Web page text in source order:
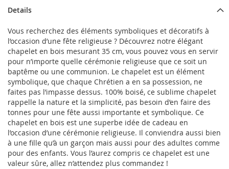
Details
Vous recherchez des éléments symboliques et décoratifs à
l’occasion d’une fête religieuse ? Découvrez notre élégant
chapelet en bois mesurant 35 cm, vous pouvez vous en servir
pour n’importe quelle cérémonie religieuse que ce soit un
baptême ou une communion. Le chapelet est un élément
symbolique, que chaque Chrétien a en sa possession, ne
faites pas l’impasse dessus. 100% boisé, ce sublime chapelet
rappelle la nature et la simplicité, pas besoin d’en faire des
tonnes pour une fête aussi importante et symbolique. Ce
chapelet en bois est une superbe idée de cadeau en
l’occasion d’une cérémonie religieuse. Il conviendra aussi bien
à une fille qu’à un garçon mais aussi pour des adultes comme
pour des enfants. Vous l’aurez compris ce chapelet est une
valeur sûre, allez n’attendez plus commandez !